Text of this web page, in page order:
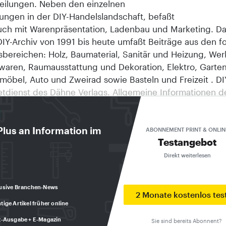
an Information im
Branchen-News
Artikel früher online
Ausgabe + E-Magazin
ABONNEMENT PRINT &
Testangebot
Direkt weiterlesen
2 Monate kostenlos
Sie sind bereits Abonnent?
Neben den einzelnen
in der DIY-Handelslandschaft, befaßt
mit Warenpräsentation, Ladenbau und Marketing.
Archiv von 1991 bis heute umfaßt Beiträge aus den
Holz, Baumaterial, Sanitär und Heizung,
Raumausstattung und Dekoration, Elektro,
Auto und Zweirad sowie Basteln und Freizeit .
des Dähne Verlags. Allgemeine Informationen
Sie unter http://www.daehne.de . Das diy-
des Internet-Service-Partners DeDeNet
Entwicklungen GmbH, Ettlingen. © Copyright 1998,
AKTUELL Alternative Energieerzeugung Die
Energien" der Kölner BBE-Unternehmensberatung
der alternativen Energieformen ausgeleuchtet. Die
daß die Regenerativen Energiequellen" bald etwa 10
Primärenergieverbrauches decken können. Eine
für die weitere positive Entwicklung ist allerdings
der derzeit günstigen ökonomischen und politischen